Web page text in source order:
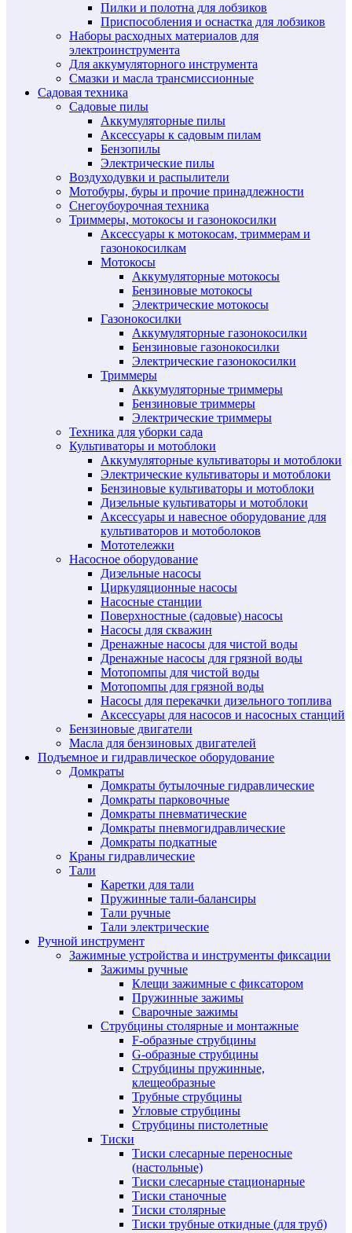
Пилки и полотна для лобзиков
Приспособления и оснастка для лобзиков
Наборы расходных материалов для
электроинструмента
Для аккумуляторного инструмента
Смазки и масла трансмиссионные
Садовая техника
Садовые пилы
Аккумуляторные пилы
Аксессуары к садовым пилам
Бензопилы
Электрические пилы
Воздуходувки и распылители
Мотобуры, буры и прочие принадлежности
Снегоубоурочная техника
Триммеры, мотокосы и газонокосилки
Аксессуары к мотокосам, триммерам и
газонокосилкам
Мотокосы
Аккумуляторные мотокосы
Бензиновые мотокосы
Электрические мотокосы
Газонокосилки
Аккумуляторные газонокосилки
Бензиновые газонокосилки
Электрические газонокосилки
Триммеры
Аккумуляторные триммеры
Бензиновые триммеры
Электрические триммеры
Техника для уборки сада
Культиваторы и мотоблоки
Аккумуляторные культиваторы и мотоблоки
Электрические культиваторы и мотоблоки
Бензиновые культиваторы и мотоблоки
Дизельные культиваторы и мотоблоки
Аксессуары и навесное оборудование для
культиваторов и мотоболоков
Мототележки
Насосное оборудование
Дизельные насосы
Циркуляционные насосы
Насосные станции
Поверхностные (садовые) насосы
Насосы для скважин
Дренажные насосы для чистой воды
Дренажные насосы для грязной воды
Мотопомпы для чистой воды
Мотопомпы для грязной воды
Насосы для перекачки дизельного топлива
Аксессуары для насосов и насосных станций
Бензиновые двигатели
Масла для бензиновых двигателей
Подъемное и гидравлическое оборудование
Домкраты
Домкраты бутылочные гидравлические
Домкраты парковочные
Домкраты пневматические
Домкраты пневмогидравлические
Домкраты подкатные
Краны гидравлические
Тали
Каретки для тали
Пружинные тали-балансиры
Тали ручные
Тали электрические
Ручной инструмент
Зажимные устройства и инструменты фиксации
Зажимы ручные
Клещи зажимные с фиксатором
Пружинные зажимы
Сварочные зажимы
Струбцины столярные и монтажные
F-образные струбцины
G-образные струбцины
Струбцины пружинные,
клещеобразные
Трубные струбцины
Угловые струбцины
Струбцины пистолетные
Тиски
Тиски слесарные переносные
(настольные)
Тиски слесарные стационарные
Тиски станочные
Тиски столярные
Тиски трубные откидные (для труб)